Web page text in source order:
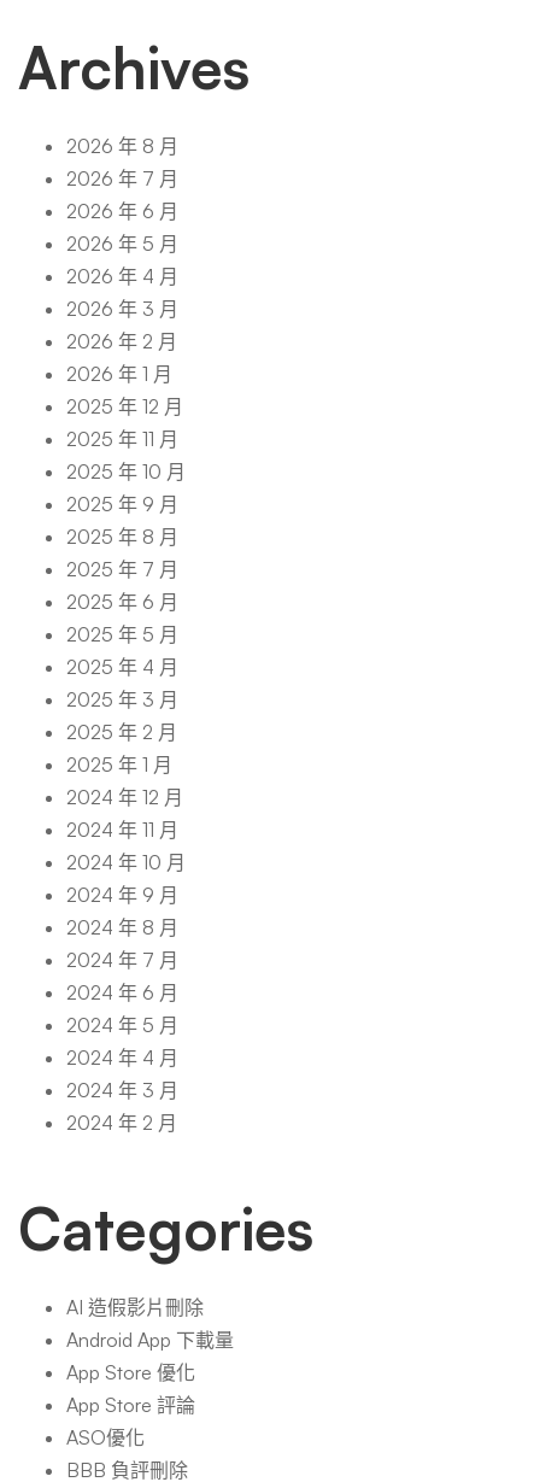
Archives
2026 年 8 月
2026 年 7 月
2026 年 6 月
2026 年 5 月
2026 年 4 月
2026 年 3 月
2026 年 2 月
2026 年 1 月
2025 年 12 月
2025 年 11 月
2025 年 10 月
2025 年 9 月
2025 年 8 月
2025 年 7 月
2025 年 6 月
2025 年 5 月
2025 年 4 月
2025 年 3 月
2025 年 2 月
2025 年 1 月
2024 年 12 月
2024 年 11 月
2024 年 10 月
2024 年 9 月
2024 年 8 月
2024 年 7 月
2024 年 6 月
2024 年 5 月
2024 年 4 月
2024 年 3 月
2024 年 2 月
Categories
AI 造假影片刪除
Android App 下載量
App Store 優化
App Store 評論
ASO優化
BBB 負評刪除